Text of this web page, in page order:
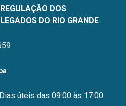
DOS
DO RIO GRANDE
úteis das 09:00 às 17:00